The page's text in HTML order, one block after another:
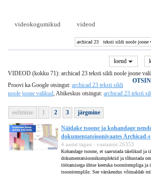
videokogumikud videod
loend
VIDEOD (kokku 71): archicad 23 teksti sildi noole joone
Proovi ka Google otsingut: archicad 23 teksti sildi
noole joone valikud , Abikeskus otsingut: archicad 23 teksti
eelmine 1 2 3 järgmine
Näidake tsoone ja kohandage
dokumentatsioonivaates Archicad-s
4 aastat tagasi · vaatamisi 26353
Kohandage tsoone, et saavutada täielikud ja
dokumentatsioonikomplektid ja tõhustada
töötamisega ühtse keeruka tsoonitempliga ja
tsoonitemplile. See värskendus võimaldab